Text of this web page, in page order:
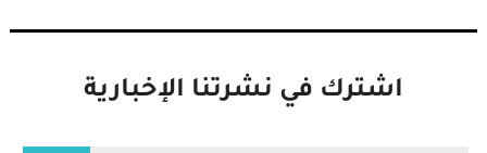
اشترك في نشرتنا الإخبارية